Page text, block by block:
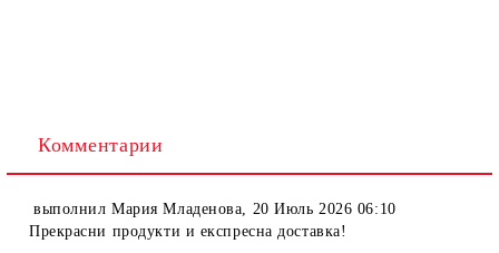
Комментарии
выполнилМария Младенова, 20 Июль 2026 06:10
Прекрасни продукти и експресна доставка!